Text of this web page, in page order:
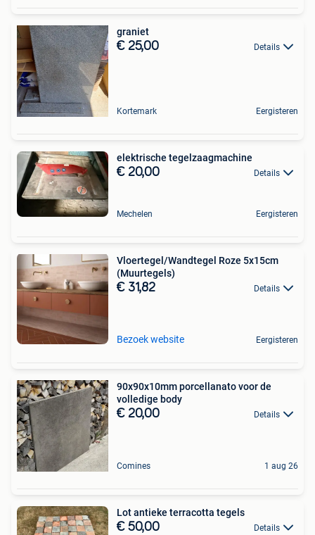
graniet
€ 25,00 Details
Kortemark Eergisteren
elektrische tegelzaagmachine
€ 20,00 Details
Mechelen Eergisteren
Vloertegel/Wandtegel Roze 5x15cm
(Muurtegels)
€ 31,82 Details
Bezoek website Eergisteren
90x90x10mm porcellanato voor de
volledige body
€ 20,00 Details
Comines 1 aug 26
Lot antieke terracotta tegels
€ 50,00 Details